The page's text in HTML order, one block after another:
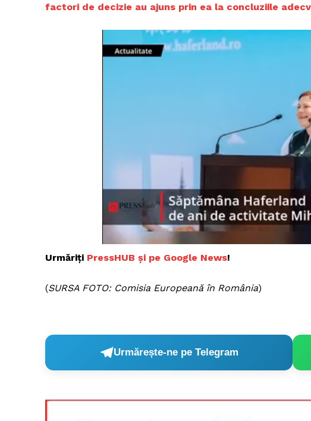
FREEDOM HOUSE
factori de decizie au ajuns prin ea la concluziile
Urmăriți PressHUB și pe Google News!
(SURSA FOTO: Comisia Europeană în România)
Urmărește-ne pe Telegram